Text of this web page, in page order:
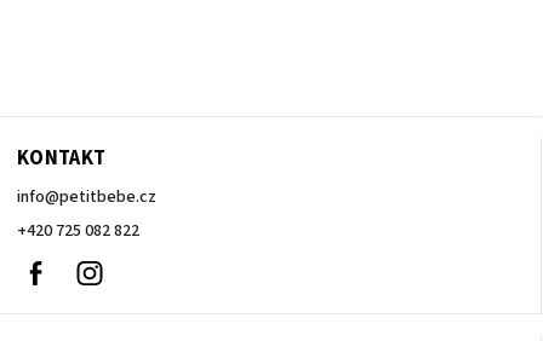
KONTAKT
info@petitbebe.cz
+420 725 082 822
Facebook